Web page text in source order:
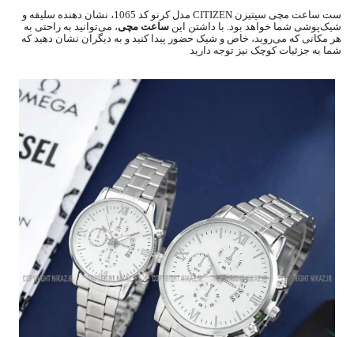
ست ساعت مچی سیتیزن CITIZEN مدل کرنو کد 1065، نشان دهنده سلیقه و
شیک‌پوشی شما خواهد بود. با داشتن این ساعت مچی، می‌توانید به راحتی به
هر مکانی که می‌روید، خاص و شیک حضور پیدا کنید و به دیگران نشان دهید که
شما به جزئیات کوچک نیز توجه دارید